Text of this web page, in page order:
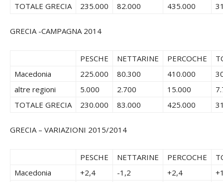
TOTALE GRECIA
235.000 82.000 435.000
GRECIA -CAMPAGNA 2014
PESCHE NETTARINE PERCOCHE
Macedonia
225.000 80.300 410.000
altre regioni
5.000 2.700 15.000
TOTALE GRECIA
230.000 83.000 425.000
GRECIA – VARIAZIONI 2015/2014
PESCHE NETTARINE PERCOCHE
Macedonia
+2,4 -1,2 +2,4